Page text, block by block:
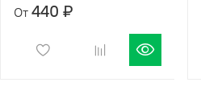
От 440 ₽